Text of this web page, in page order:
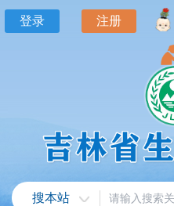
登录 注册
搜本站